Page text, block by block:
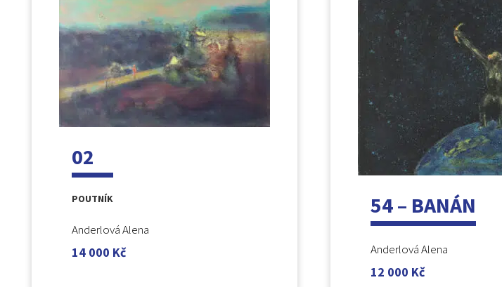
02
POUTNÍK
Anderlová Alena
14 000 Kč
54 – BANÁN
Anderlová Alena
12 000 Kč